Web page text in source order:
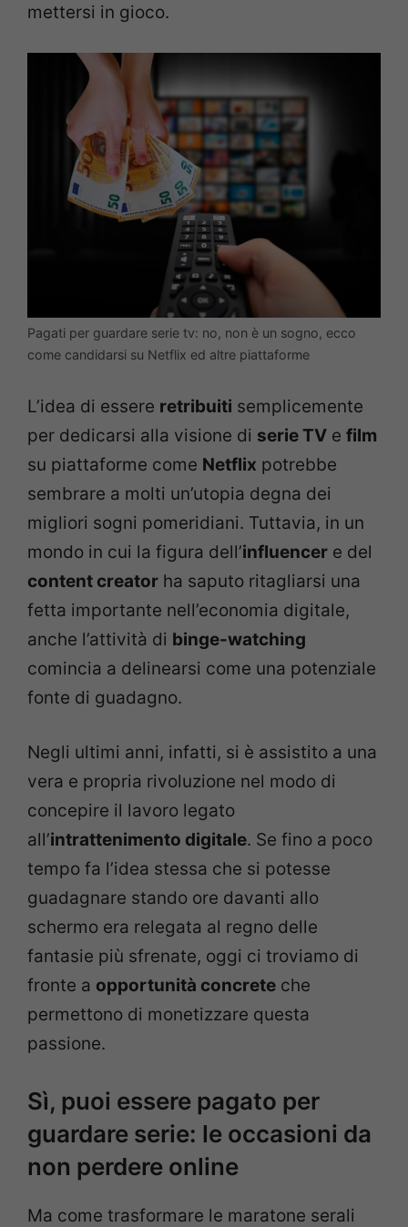
mettersi in gioco.
Pagati per guardare serie tv: no, non è un sogno, ecco
come candidarsi su Netflix ed altre piattaforme
L’idea di essere retribuiti semplicemente
per dedicarsi alla visione di serie TV e film
su piattaforme come Netflix potrebbe
sembrare a molti un’utopia degna dei
migliori sogni pomeridiani. Tuttavia, in un
mondo in cui la figura dell’influencer e del
content creator ha saputo ritagliarsi una
fetta importante nell’economia digitale,
anche l’attività di binge-watching
comincia a delinearsi come una potenziale
fonte di guadagno.
Negli ultimi anni, infatti, si è assistito a una
vera e propria rivoluzione nel modo di
concepire il lavoro legato
all’intrattenimento digitale. Se fino a poco
tempo fa l’idea stessa che si potesse
guadagnare stando ore davanti allo
schermo era relegata al regno delle
fantasie più sfrenate, oggi ci troviamo di
fronte a opportunità concrete che
permettono di monetizzare questa
passione.
Sì, puoi essere pagato per
guardare serie: le occasioni da
non perdere online
Ma come trasformare le maratone serali